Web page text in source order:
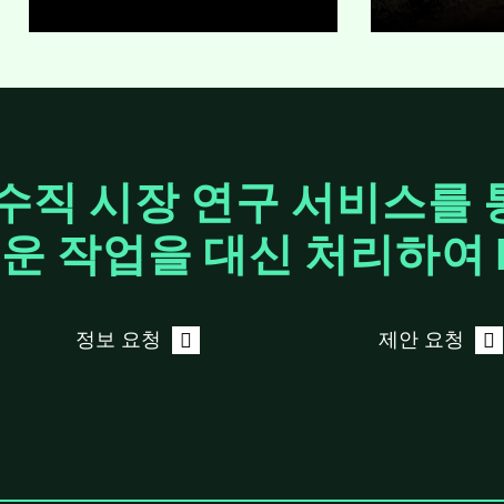
펼치기 펼치기
직 시장 연구 서비스를
작업을 대신 처리하여
정보 요청 제안 요청